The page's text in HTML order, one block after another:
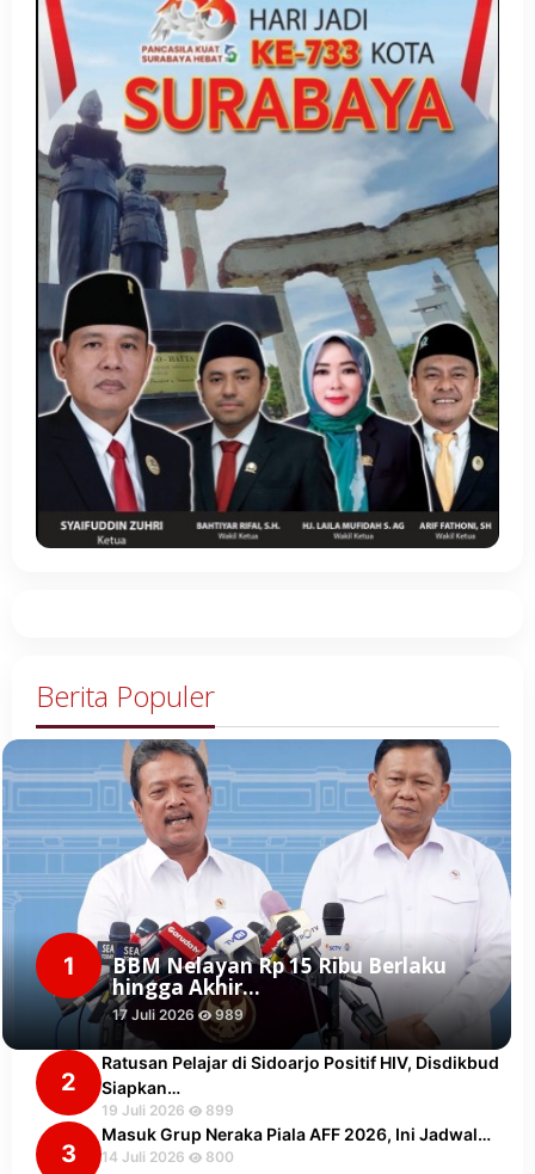
Berita Populer
1 BBM Nelayan Rp 15 Ribu Berlaku
hingga Akhir…
17 Juli 2026 989
2
Ratusan Pelajar di Sidoarjo Positif HIV, Disdikbud
Siapkan…
19 Juli 2026 899
3
Masuk Grup Neraka Piala AFF 2026, Ini Jadwal…
14 Juli 2026 800